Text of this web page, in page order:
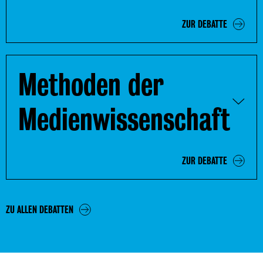
ZUR DEBATTE
Methoden der
Medienwissenschaft
ZUR DEBATTE
ZU ALLEN DEBATTEN